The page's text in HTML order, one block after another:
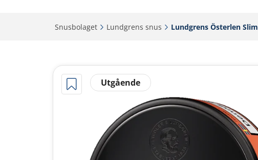
Snusbolaget‎ Lundgrens snus‎ Lundgrens Österlen Slim‎
Utgående